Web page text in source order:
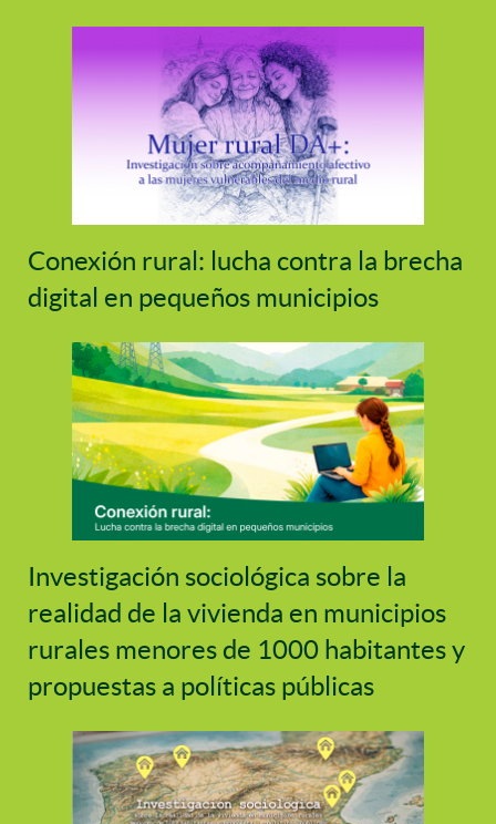
Conexión rural: lucha contra la brecha
digital en pequeños municipios
Investigación sociológica sobre la
realidad de la vivienda en municipios
rurales menores de 1000 habitantes y
propuestas a políticas públicas